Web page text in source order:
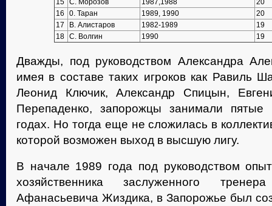
15 С. Морозов 1987,1988
20
16
0. Таран 1989, 1990
20
17
В. Алистаров 1982-1989
19
18 С. Волгин 1990 19
Дважды, под руководством Александра
имея в составе таких игроков как Равиль
Леонид Ключик, Александр Спицын,
Перепаденко, запорожцы занимали
годах. Но тогда еще не сложилась в
которой возможен выход в высшую лигу.
В начале 1989 года под руководством
хозяйственника заслуженного
Афанасьевича Жиздика, в Запорожье был